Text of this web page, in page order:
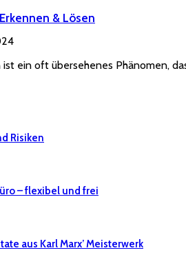
& Lösen
ein oft übersehenes Phänomen,
Risiken
– flexibel und frei
aus Karl Marx’ Meisterwerk